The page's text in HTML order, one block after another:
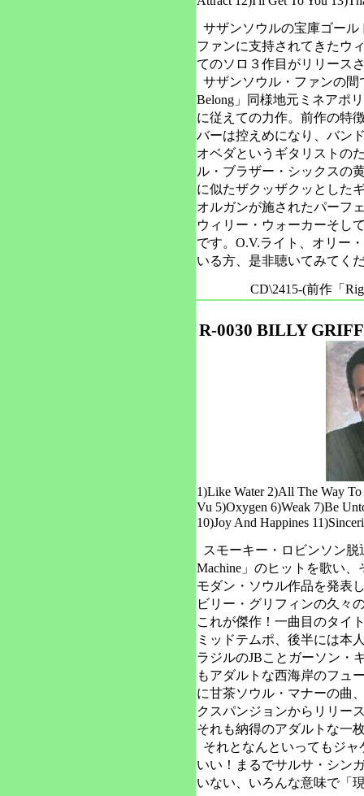
サザンソウルの宝庫ゴー
ファンに支持されてきたウ
てのソロ３作目がリリース
サザンソウル・ファンの間
Belong」同様地元ミネアポ
に従えての力作。前作の特
バーは控えめになり、バン
オベダというギタリストの
ル・ブラザー・シックスの
に似たザクッザクッとした
オルガンが施されたパーフ
ウィリー・ウォーカーそし
です。O.V.ライト、オリー
いる方、是非聴いてみてく
CD\2415-(前作「
R-0030 BILLY
1)Like Water 2)All The Way
Vu 5)Oxygen 6)Weak 7)Be
10)Joy And Happines
スモーキー・ロビンソン
Machine」のヒットを歌い
モダン・ソウル作品を発表
ビリー・グリフィンの久々
これが傑作！一曲目のタイ
ミッドテムポ、後半には本
ラジルのJBことガーソン・
もアダルトな西海岸のフュ
に甘茶ソウル・マナーの曲
クスパンジョンからリリー
それも納得のアダルトな一
それとなんといってもジ
いい！まるでサルサ・シン
いない、いろんな意味で「